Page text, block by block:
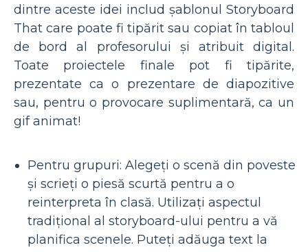
dintre aceste idei includ șablonul Storyboard
That care poate fi tipărit sau copiat în tabloul
de bord al profesorului și atribuit digital.
Toate proiectele finale pot fi tipărite,
prezentate ca o prezentare de diapozitive
sau, pentru o provocare suplimentară, ca un
gif animat!
Pentru grupuri: Alegeți o scenă din poveste
și scrieți o piesă scurtă pentru a o
reinterpreta în clasă. Utilizați aspectul
tradițional al storyboard-ului pentru a vă
planifica scenele. Puteți adăuga text la